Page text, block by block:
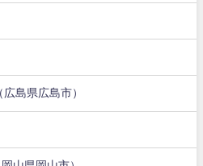
島県広島市）